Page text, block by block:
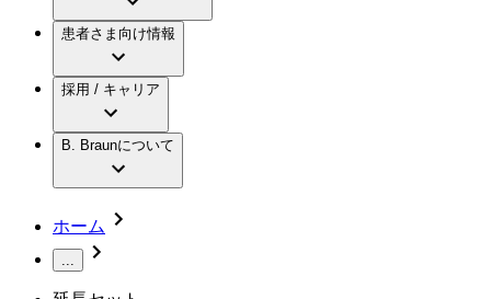
手術器具の管理、再生処理工程の業務改善
製品・診療領域
歯科
低侵襲手術 （内視鏡外科手術）
水頭症について
慢性創傷の治癒
アクトリーン ハイライト カテ
アクトリーン ハイライト セット
疾患・症状
ビー・ブラウンエースクラップ株式会社の
会社概要
報
要
キャリア（B. Braunで働くということ）
ビジョンとバリュー
ブランド
ついて
イノベーション
私たちの責任
患者さま向け情報
採用 / キャリア
B. Braunについて
ホーム
...